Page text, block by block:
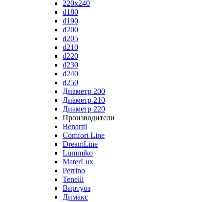
220x240
d180
d190
d200
d205
d210
d220
d230
d240
d250
Диаметр 200
Диаметр 210
Диаметр 220
Производители
Benartti
Comfort Line
DreamLine
Lummiko
MaterLux
Perrino
Tenelli
Виртуоз
Димакс